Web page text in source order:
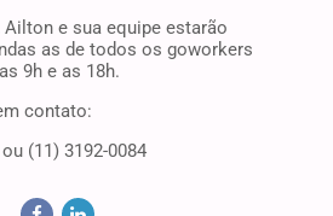
Ailton e sua equipe estarão
as de todos os goworkers
9h e as 18h.
contato:
ou (11) 3192-0084